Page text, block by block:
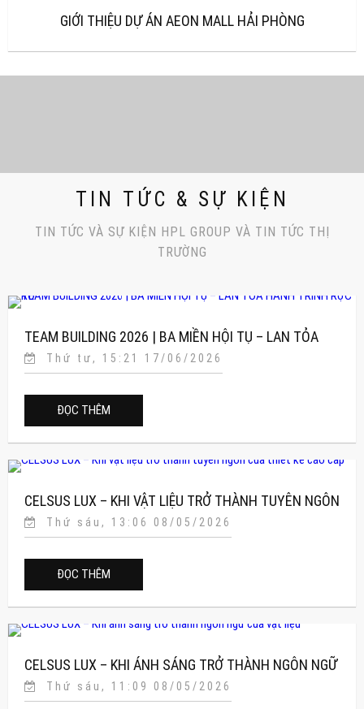
GIỚI THIỆU DỰ ÁN AEON MALL HẢI PHÒNG
TIN TỨC & SỰ KIỆN
TIN TỨC VÀ SỰ KIỆN HPL GROUP VÀ TIN TỨC THỊ
TRƯỜNG
TEAM BUILDING 2026 | BA MIỀN HỘI TỤ – LAN TỎA
HÀNH TRÌNH RỰC RỠ
Thứ tư, 15:21 17/06/2026
ĐỌC THÊM
CELSUS LUX – KHI VẬT LIỆU TRỞ THÀNH TUYÊN NGÔN
CỦA THIẾT KẾ CAO CẤP
Thứ sáu, 13:06 08/05/2026
ĐỌC THÊM
CELSUS LUX – KHI ÁNH SÁNG TRỞ THÀNH NGÔN NGỮ
CỦA VẬT LIỆU
Thứ sáu, 11:09 08/05/2026